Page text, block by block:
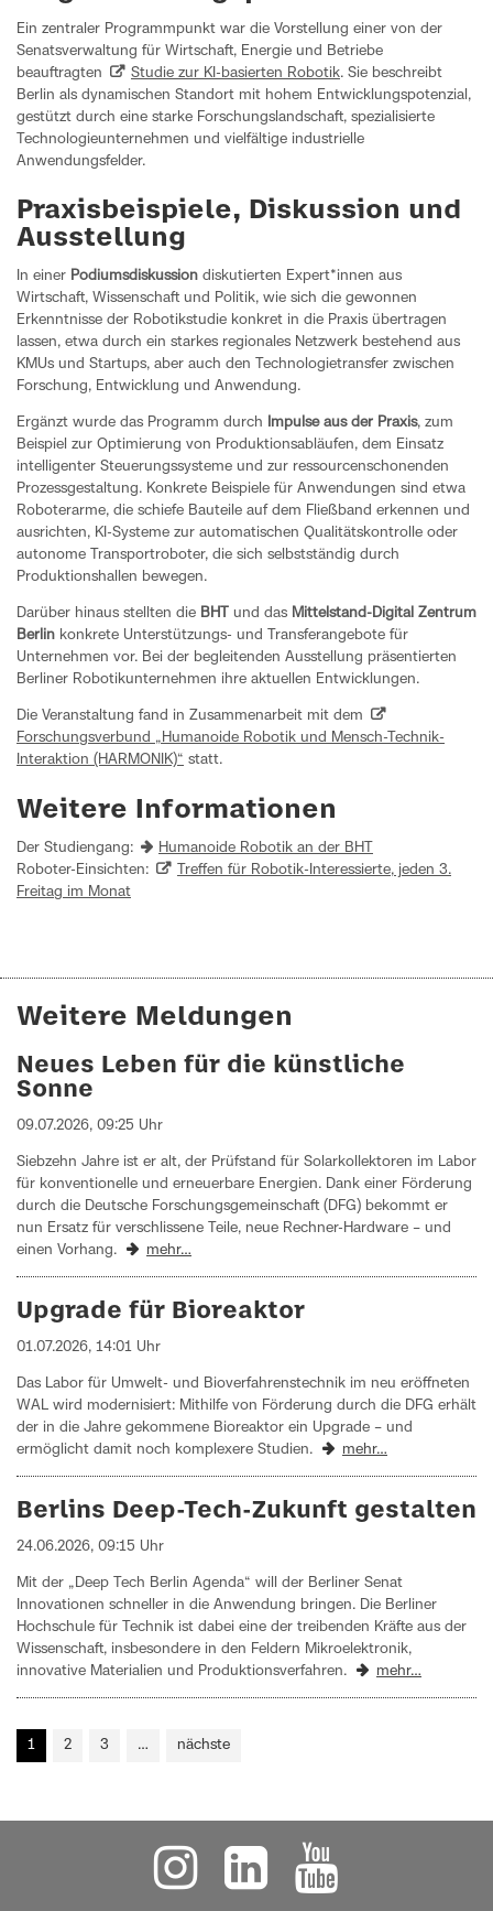
Ein zentraler Programmpunkt war die Vorstellung einer von der
Senatsverwaltung für Wirtschaft, Energie und Betriebe
beauftragten
Studie zur KI-basierten Robotik. Sie beschreibt
Berlin als dynamischen Standort mit hohem Entwicklungspotenzial,
gestützt durch eine starke Forschungslandschaft, spezialisierte
Technologieunternehmen und vielfältige industrielle
Anwendungsfelder.
Praxisbeispiele, Diskussion und
Ausstellung
In einer Podiumsdiskussion diskutierten Expert*innen aus
Wirtschaft, Wissenschaft und Politik, wie sich die gewonnen
Erkenntnisse der Robotikstudie konkret in die Praxis übertragen
lassen, etwa durch ein starkes regionales Netzwerk bestehend aus
KMUs und Startups, aber auch den Technologietransfer zwischen
Forschung, Entwicklung und Anwendung.
Ergänzt wurde das Programm durch Impulse aus der Praxis, zum
Beispiel zur Optimierung von Produktionsabläufen, dem Einsatz
intelligenter Steuerungssysteme und zur ressourcenschonenden
Prozessgestaltung. Konkrete Beispiele für Anwendungen sind etwa
Roboterarme, die schiefe Bauteile auf dem Fließband erkennen und
ausrichten, KI-Systeme zur automatischen Qualitätskontrolle oder
autonome Transportroboter, die sich selbstständig durch
Produktionshallen bewegen.
Darüber hinaus stellten die BHT und das Mittelstand-Digital Zentrum
Berlin konkrete Unterstützungs- und Transferangebote für
Unternehmen vor. Bei der begleitenden Ausstellung präsentierten
Berliner Robotikunternehmen ihre aktuellen Entwicklungen.
Die Veranstaltung fand in Zusammenarbeit mit dem
Forschungsverbund „Humanoide Robotik und Mensch-Technik-
Interaktion (HARMONIK)“ statt.
Weitere Informationen
Der Studiengang:
Humanoide Robotik an der BHT
Roboter-Einsichten:
Treffen für Robotik-Interessierte, jeden 3.
Freitag im Monat
Weitere Meldungen
Neues Leben für die künstliche
Sonne
09.07.2026, 09:25 Uhr
Siebzehn Jahre ist er alt, der Prüfstand für Solarkollektoren im Labor
für konventionelle und erneuerbare Energien. Dank einer Förderung
durch die Deutsche Forschungsgemeinschaft (DFG) bekommt er
nun Ersatz für verschlissene Teile, neue Rechner-Hardware – und
einen Vorhang.
mehr…
Upgrade für Bioreaktor
01.07.2026, 14:01 Uhr
Das Labor für Umwelt- und Bioverfahrenstechnik im neu eröffneten
WAL wird modernisiert: Mithilfe von Förderung durch die DFG erhält
der in die Jahre gekommene Bioreaktor ein Upgrade – und
ermöglicht damit noch komplexere Studien.
mehr…
Berlins Deep-Tech-Zukunft gestalten
24.06.2026, 09:15 Uhr
Mit der „Deep Tech Berlin Agenda“ will der Berliner Senat
Innovationen schneller in die Anwendung bringen. Die Berliner
Hochschule für Technik ist dabei eine der treibenden Kräfte aus der
Wissenschaft, insbesondere in den Feldern Mikroelektronik,
innovative Materialien und Produktionsverfahren.
mehr…
1 2 3 … nächste